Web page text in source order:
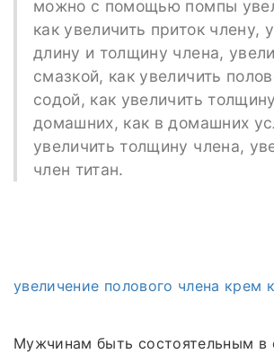
можно с помощью помпы
как увеличить приток члену,
длину и толщину члена,
смазкой, как увеличить
содой, как увеличить
домашних, как в домашних
увеличить толщину члена,
член титан.
увеличение полового члена крем
Мужчинам быть состоятельным в